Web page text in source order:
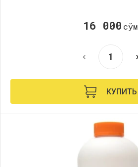
16 000 сўм
КУПИТЬ